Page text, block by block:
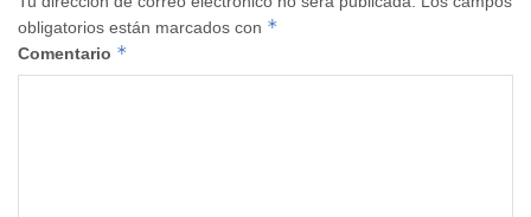
obligatorios están marcados con *
Comentario *